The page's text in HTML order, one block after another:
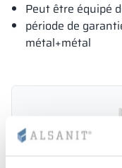
Peut être équipé
période de
métal+métal